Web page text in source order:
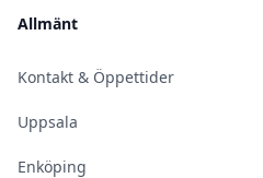
Allmänt
Kontakt & Öppettider
Uppsala
Enköping